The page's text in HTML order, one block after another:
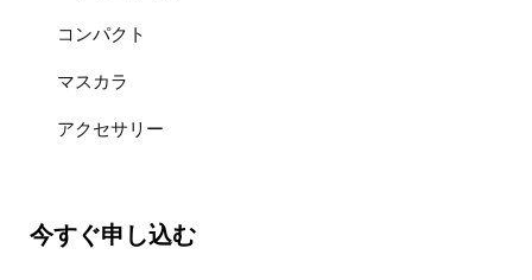
コンパクト
マスカラ
アクセサリー
今すぐ申し込む